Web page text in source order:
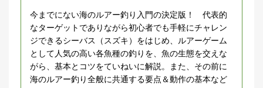
今までにない海のルアー釣り入門の決定版！ 代表的
なターゲットでありながら初心者でも手軽にチャレン
ジできるシーバス（スズキ）をはじめ、ルアーゲーム
として人気の高い各魚種の釣りを、魚の生態を交えな
がら、基本とコツをていねいに解説。また、その前に
海のルアー釣り全般に共通する要点＆動作の基本など